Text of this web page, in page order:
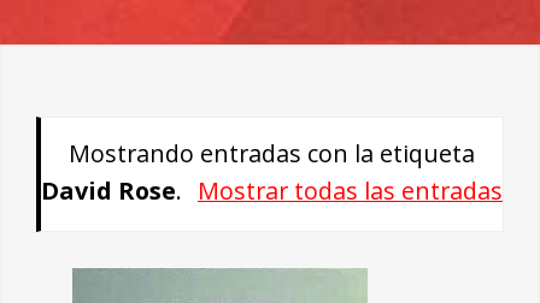
Mostrando entradas con la etiqueta
David Rose. Mostrar todas las entradas